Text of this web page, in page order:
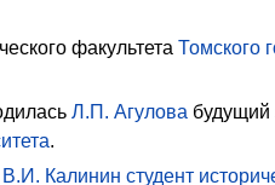
факультета Томского
Л.П. Агулова будущий
.
В.И. Калинин студент